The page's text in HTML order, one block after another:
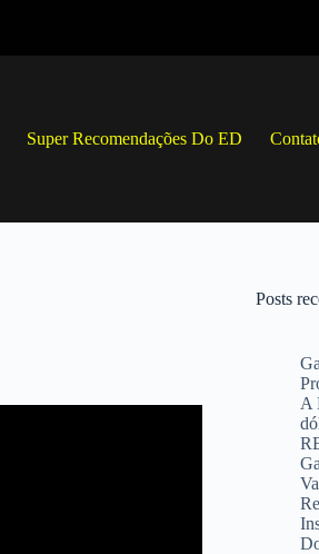
Super Recomendações Do ED
Posts
A